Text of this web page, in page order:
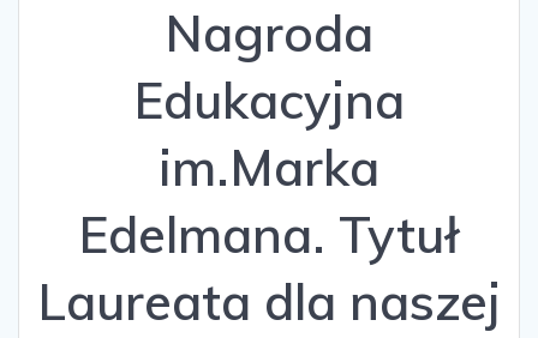
Nagroda
Edukacyjna
im.Marka
Edelmana. Tytuł
Laureata dla naszej